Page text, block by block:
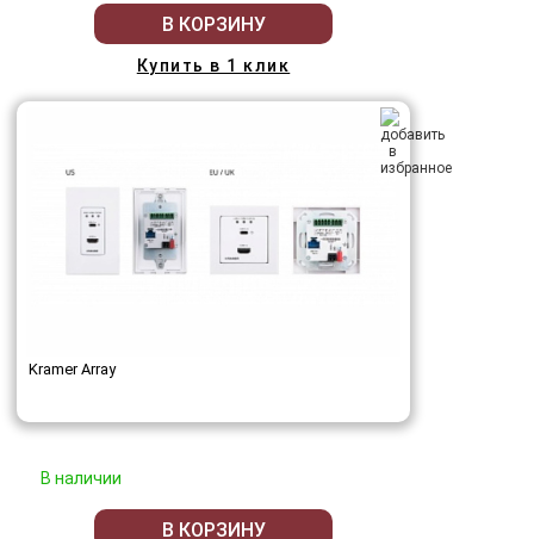
В КОРЗИНУ
Купить в 1 клик
Kramer Array
В наличии
В КОРЗИНУ